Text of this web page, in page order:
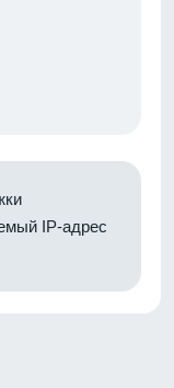
IP-адрес